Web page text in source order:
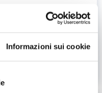
Informazioni sui cookie
per l'analisi